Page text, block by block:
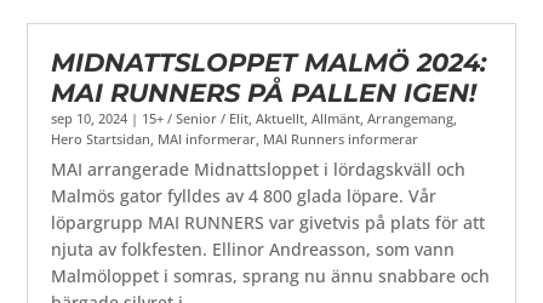
MIDNATTSLOPPET MALMÖ 2024:
MAI RUNNERS PÅ PALLEN IGEN!
sep 10, 2024 | 15+ / Senior / Elit,Aktuellt,Allmänt,Arrangemang,
Hero Startsidan, MAI informerar, MAI Runners informerar
MAI arrangerade Midnattsloppet i lördagskväll och
Malmös gator fylldes av 4 800 glada löpare. Vår
löpargrupp MAI RUNNERS var givetvis på plats för att
njuta av folkfesten. Ellinor Andreasson, som vann
Malmöloppet i somras, sprang nu ännu snabbare och